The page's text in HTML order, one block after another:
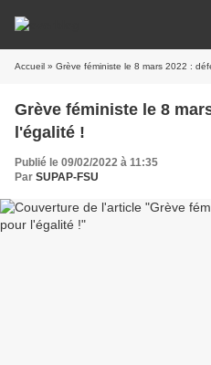
Accueil » Grève féministe le 8 mars 2022 :
Grève féministe le 8
l'égalité !
Publié le 09/02/2022 à 11:35
Par SUPAP-FSU